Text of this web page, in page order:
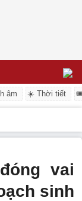
âm ☀️ Thời tiết
vai
sinh